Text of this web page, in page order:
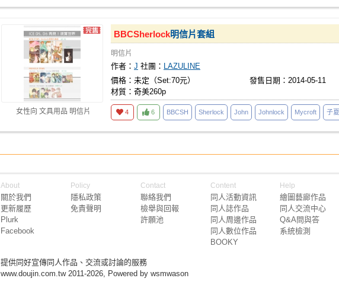
女性向 文具用品 明信片
BBCSherlock明信片套組
明信片
作者： J 社團： LAZULINE
價格：未定（Set:70元）
發售日期：2014-05-11
材質：奇美260p
4 6 BBCSH Sherlock John Johnlock Mycroft 子夏
About
關於我們
更新履歷
Plurk
Facebook
Policy
隱私政策
免責聲明
Contact
聯絡我們
檢舉與回報
許願池
Content
同人活動資訊
同人誌作品
同人周邊作品
同人數位作品
BOOKY
Help
繪圖藝廊作品
同人交流中心
Q&A問與答
系統檢測
提供同好宣傳同人作品、交流或討論的服務
www.doujin.com.tw 2011-2026, Powered by wsmwason